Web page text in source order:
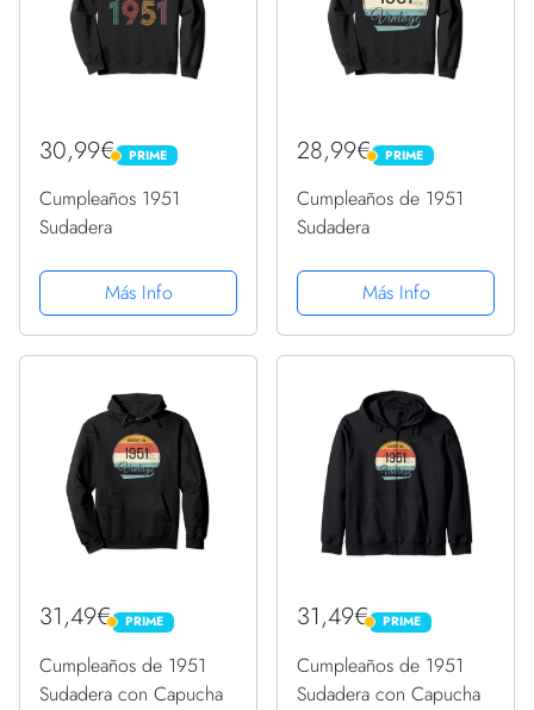
30,99€ PRIME
PRIME
Cumpleaños 1951
Sudadera
Más Info
28,99€ PRIME
PRIME
Cumpleaños de 1951
Sudadera
Más Info
31,49€ PRIME
PRIME
Cumpleaños de 1951
Sudadera con Capucha
31,49€ PRIME
PRIME
Cumpleaños de 1951
Sudadera con Capucha